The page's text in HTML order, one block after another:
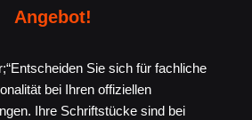
Angebot!
Sie sich für fachliche
bei Ihren offiziellen
Ihre Schriftstücke sind bei